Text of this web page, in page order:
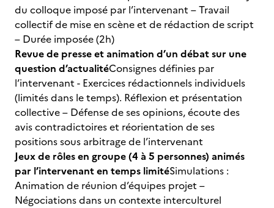
du colloque imposé par l’intervenant – Travail
collectif de mise en scène et de rédaction de script
– Durée imposée (2h)
Revue de presse et animation d’un débat sur une
question d’actualitéConsignes définies par
l’intervenant - Exercices rédactionnels individuels
(limités dans le temps). Réflexion et présentation
collective – Défense de ses opinions, écoute des
avis contradictoires et réorientation de ses
positions sous arbitrage de l’intervenant
Jeux de rôles en groupe (4 à 5 personnes) animés
par l’intervenant en temps limitéSimulations :
Animation de réunion d’équipes projet –
Négociations dans un contexte interculturel